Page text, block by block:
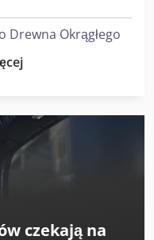
Drewna Okrągłego
czekają na